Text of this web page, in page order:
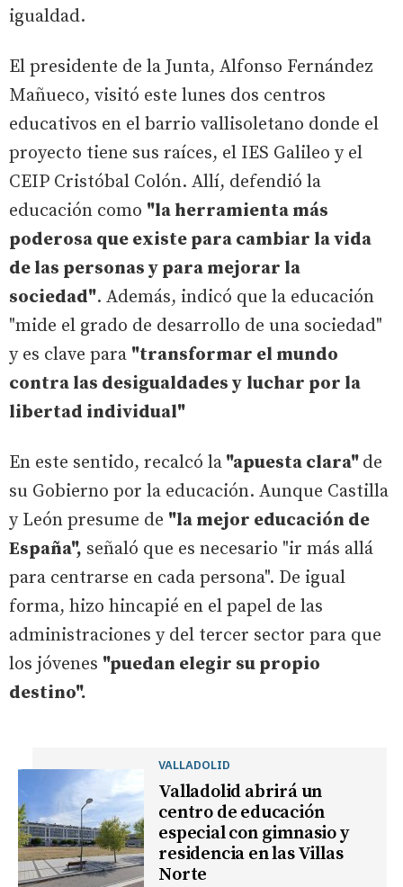
igualdad.
El presidente de la Junta, Alfonso Fernández
Mañueco, visitó este lunes dos centros
educativos en el barrio vallisoletano donde el
proyecto tiene sus raíces, el IES Galileo y el
CEIP Cristóbal Colón. Allí, defendió la
educación como "la herramienta más
poderosa que existe para cambiar la vida
de las personas y para mejorar la
sociedad". Además, indicó que la educación
"mide el grado de desarrollo de una sociedad"
y es clave para "transformar el mundo
contra las desigualdades y luchar por la
libertad individual"
En este sentido, recalcó la "apuesta clara" de
su Gobierno por la educación. Aunque Castilla
y León presume de "la mejor educación de
España", señaló que es necesario "ir más allá
para centrarse en cada persona". De igual
forma, hizo hincapié en el papel de las
administraciones y del tercer sector para que
los jóvenes "puedan elegir su propio
destino".
VALLADOLID
Valladolid abrirá un
centro de educación
especial con gimnasio y
residencia en las Villas
Norte